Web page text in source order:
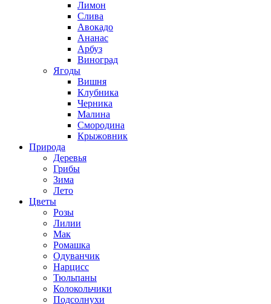
Лимон
Слива
Авокадо
Ананас
Арбуз
Виноград
Ягоды
Вишня
Клубника
Черника
Малина
Смородина
Крыжовник
Природа
Деревья
Грибы
Зима
Лето
Цветы
Розы
Лилии
Мак
Ромашка
Одуванчик
Нарцисс
Тюльпаны
Колокольчики
Подсолнухи